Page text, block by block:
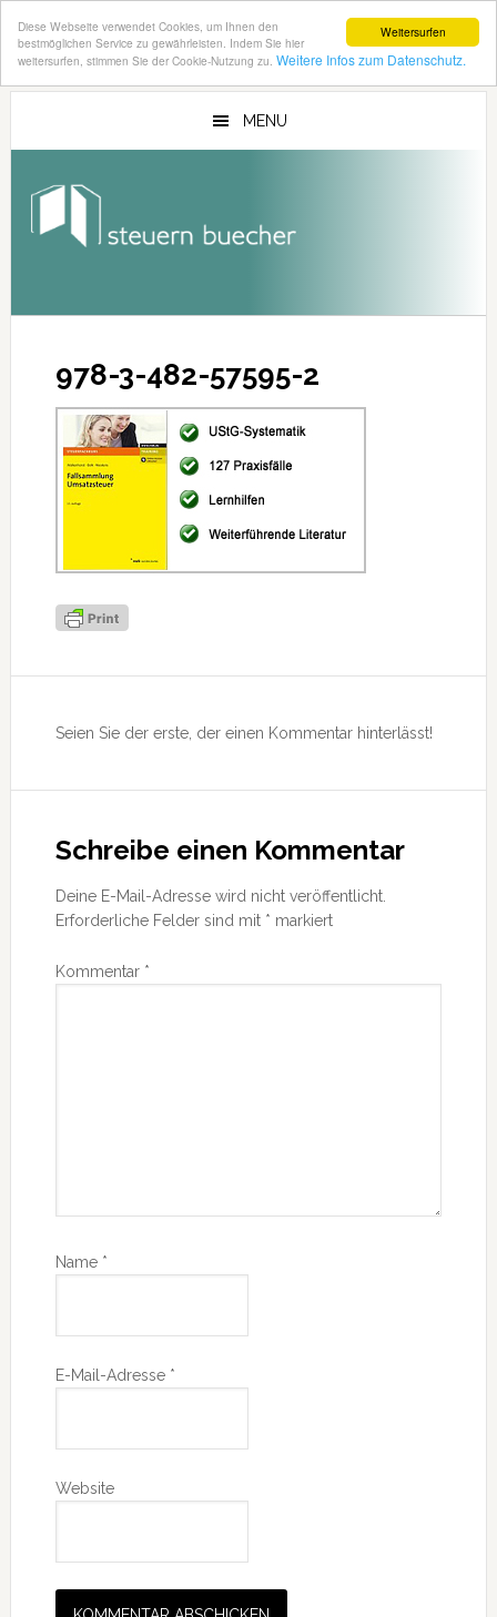
Weitersurfen
Diese Webseite verwendet Cookies, um Ihnen den
bestmöglichen Service zu gewährleisten. Indem Sie hier
weitersurfen, stimmen Sie der Cookie-Nutzung zu. Weitere Infos zum Datenschutz.
Zum
Zur
MENU
978-3-482-57595-2
Interaktionen
Seien Sie der erste, der einen Kommentar hinterlässt!
Schreibe einen Kommentar
Deine E-Mail-Adresse wird nicht veröffentlicht.
Erforderliche Felder sind mit * markiert
Kommentar *
Name *
E-Mail-Adresse *
Website